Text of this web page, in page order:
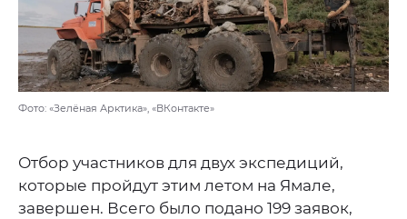
Фото: «Зелёная Арктика», «ВКонтакте»
Отбор участников для двух экспедиций,
которые пройдут этим летом на Ямале,
завершен. Всего было подано 199 заявок,